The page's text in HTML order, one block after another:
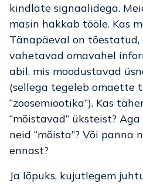
kindlate signaalidega.
masin hakkab tööle. Kas
Tänapäeval on tõestatud,
vahetavad omavahel
abil, mis moodustavad
(sellega tegeleb omaette
“zoosemiootika”). Kas
“mõistavad” üksteist?
neid “mõista”? Või panna
ennast?
Ja lõpuks, kujutlegem